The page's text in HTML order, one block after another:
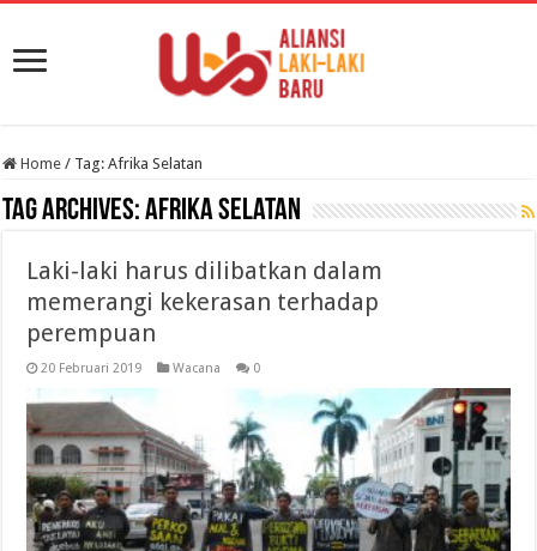
Home / Tag:Afrika Selatan
Tag Archives:Afrika Selatan
Laki-laki harus dilibatkan dalam
memerangi kekerasan terhadap
perempuan
20 Februari 2019 Wacana 0